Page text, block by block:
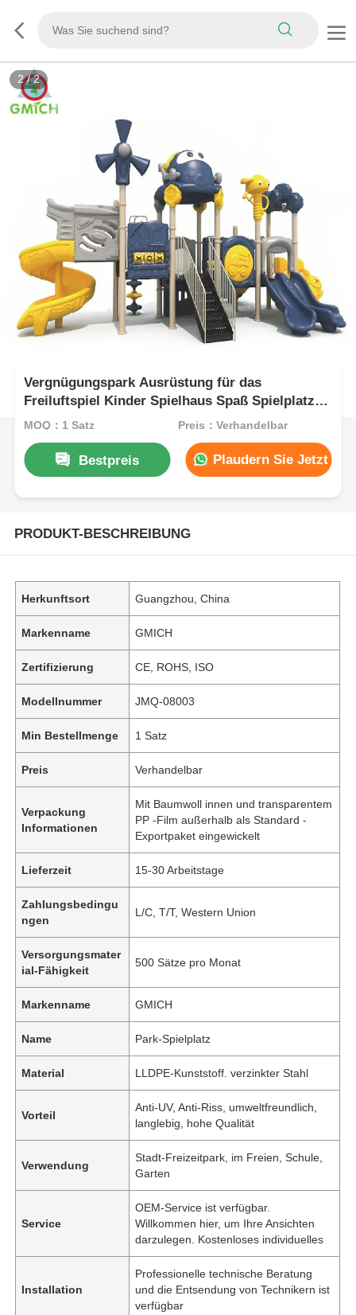
2/2
Vergnügungspark Ausrüstung für das
Freiluftspiel Kinder Spielhaus Spaß Spielplatz
Rutschen-Sets zum Verkauf
MOQ：1 Satz Preis：Verhandelbar
Bestpreis Plaudern Sie Jetzt
PRODUKT-BESCHREIBUNG
Herkunftsort Guangzhou, China
Markenname GMICH
Zertifizierung CE, ROHS, ISO
Modellnummer JMQ-08003
Min Bestellmenge 1 Satz
Preis Verhandelbar
Verpackung
Informationen
Mit Baumwoll innen und transparentem
PP -Film außerhalb als Standard -
Exportpaket eingewickelt
Lieferzeit 15-30 Arbeitstage
Zahlungsbedingu
ngen
L/C, T/T, Western Union
Versorgungsmater
ial-Fähigkeit
500 Sätze pro Monat
Markenname GMICH
Name Park-Spielplatz
Material LLDPE-Kunststoff. verzinkter Stahl
Vorteil
Anti-UV, Anti-Riss, umweltfreundlich,
langlebig, hohe Qualität
Verwendung
Stadt-Freizeitpark, im Freien, Schule,
Garten
Service
OEM-Service ist verfügbar.
Willkommen hier, um Ihre Ansichten
darzulegen. Kostenloses individuelles
Installation
Professionelle technische Beratung
und die Entsendung von Technikern ist
verfügbar